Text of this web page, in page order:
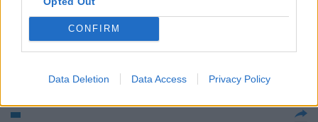
CONFIRM
Data Deletion Data Access Privacy Policy
Papalia iscrive Rieti alla serie A
Roma stringe per Diaz
10/07/2009